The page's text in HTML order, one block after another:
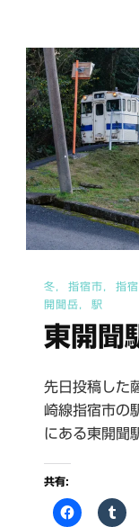
冬 指宿市 指
開聞岳
駅
東開聞
先日投稿した
崎線指宿市の
にある東開聞
共有: